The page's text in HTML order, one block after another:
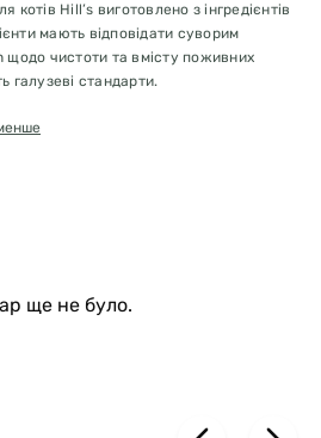
Hill’s виготовлено з інгредієнтів
мають відповідати суворим
чистоти та вмісту поживних
галузеві стандарти.
імунітет, підтримує здорове
маси
й збалансовані поживні речовини для
ще не було.